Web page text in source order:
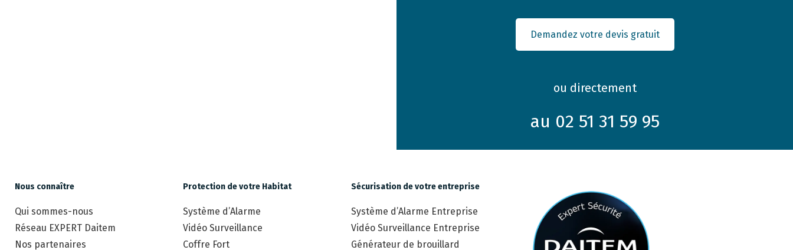
Demandez votre devis gratuit
ou directement
au 02 51 31 59 95
Nous connaître
Qui sommes-nous
Réseau EXPERT Daitem
Nos partenaires
Protection de votre Habitat
Système d’Alarme
Vidéo Surveillance
Coffre Fort
Sécurisation de votre entreprise
Système d’Alarme Entreprise
Vidéo Surveillance Entreprise
Générateur de brouillard